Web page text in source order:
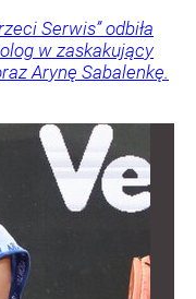
Serwis” odbiła
w zaskakujący
Arynę Sabalenkę.